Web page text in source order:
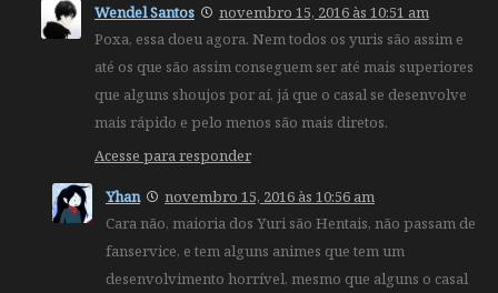
Wendel Santos
novembro 15, 2016 às 10:51 am
Poxa, essa doeu agora. Nem todos os yuris são assim e
até os que são assim conseguem ser até mais superiores
que alguns shoujos por aí, já que o casal se desenvolve
mais rápido e pelo menos são mais diretos.
Acesse para responder
Yhan
novembro 15, 2016 às 10:56 am
Cara não, maioria dos Yuri são Hentais, não passam de
fanservice, e tem alguns animes que tem um
desenvolvimento horrível, mesmo que alguns o casal